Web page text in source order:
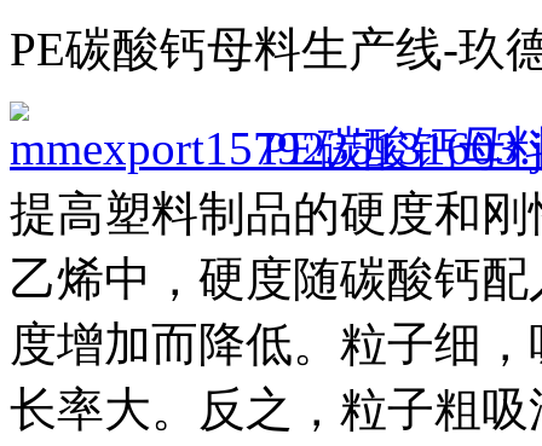
PE碳酸钙母料生产线-玖
PE碳酸钙母
提高塑料制品的硬度和
乙烯中，硬度随碳酸钙
度增加而降低。粒子细
长率大。反之，粒子粗